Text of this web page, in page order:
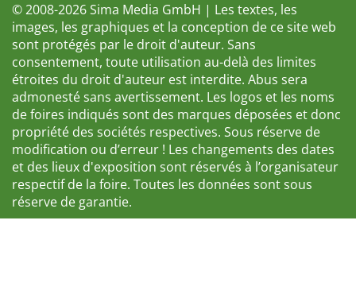
© 2008-2026 Sima Media GmbH | Les textes, les
images, les graphiques et la conception de ce site web
sont protégés par le droit d'auteur. Sans
consentement, toute utilisation au-delà des limites
étroites du droit d'auteur est interdite. Abus sera
admonesté sans avertissement. Les logos et les noms
de foires indiqués sont des marques déposées et donc
propriété des sociétés respectives. Sous réserve de
modification ou d’erreur ! Les changements des dates
et des lieux d'exposition sont réservés à l’organisateur
respectif de la foire. Toutes les données sont sous
réserve de garantie.